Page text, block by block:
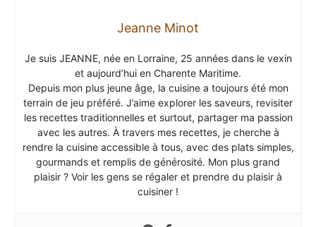
Jeanne Minot
Je suis JEANNE, née en Lorraine, 25 années dans le vexin
et aujourd’hui en Charente Maritime.
Depuis mon plus jeune âge, la cuisine a toujours été mon
terrain de jeu préféré. J’aime explorer les saveurs, revisiter
les recettes traditionnelles et surtout, partager ma passion
avec les autres. À travers mes recettes, je cherche à
rendre la cuisine accessible à tous, avec des plats simples,
gourmands et remplis de générosité. Mon plus grand
plaisir ? Voir les gens se régaler et prendre du plaisir à
cuisiner !